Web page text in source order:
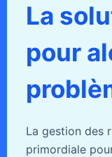
La
pour
La gestion des
primordiale